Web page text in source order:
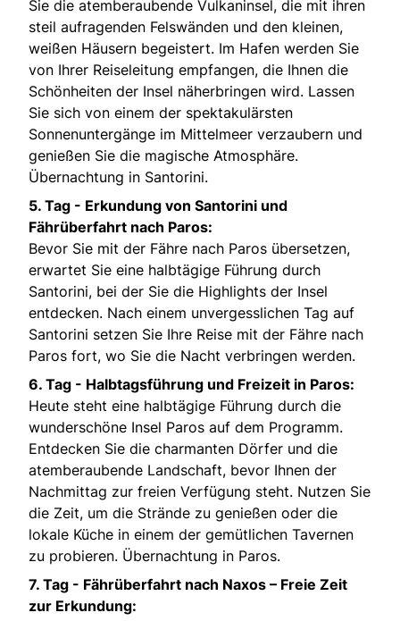
Sie die atemberaubende Vulkaninsel, die mit ihren
steil aufragenden Felswänden und den kleinen,
weißen Häusern begeistert. Im Hafen werden Sie
von Ihrer Reiseleitung empfangen, die Ihnen die
Schönheiten der Insel näherbringen wird. Lassen
Sie sich von einem der spektakulärsten
Sonnenuntergänge im Mittelmeer verzaubern und
genießen Sie die magische Atmosphäre.
Übernachtung in Santorini.
5. Tag - Erkundung von Santorini und
Fährüberfahrt nach Paros:
Bevor Sie mit der Fähre nach Paros übersetzen,
erwartet Sie eine halbtägige Führung durch
Santorini, bei der Sie die Highlights der Insel
entdecken. Nach einem unvergesslichen Tag auf
Santorini setzen Sie Ihre Reise mit der Fähre nach
Paros fort, wo Sie die Nacht verbringen werden.
6. Tag - Halbtagsführung und Freizeit in Paros:
Heute steht eine halbtägige Führung durch die
wunderschöne Insel Paros auf dem Programm.
Entdecken Sie die charmanten Dörfer und die
atemberaubende Landschaft, bevor Ihnen der
Nachmittag zur freien Verfügung steht. Nutzen Sie
die Zeit, um die Strände zu genießen oder die
lokale Küche in einem der gemütlichen Tavernen
zu probieren. Übernachtung in Paros.
7. Tag - Fährüberfahrt nach Naxos – Freie Zeit
zur Erkundung: